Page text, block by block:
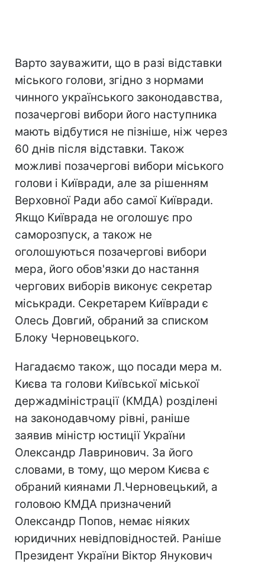
Варто зауважити, що в разі відставки
міського голови, згідно з нормами
чинного українського законодавства,
позачергові вибори його наступника
мають відбутися не пізніше, ніж через
60 днів після відставки. Також
можливі позачергові вибори міського
голови і Київради, але за рішенням
Верховної Ради або самої Київради.
Якщо Київрада не оголошує про
саморозпуск, а також не
оголошуються позачергові вибори
мера, його обов'язки до настання
чергових виборів виконує секретар
міськради. Секретарем Київради є
Олесь Довгий, обраний за списком
Блоку Черновецького.
Нагадаємо також, що посади мера м.
Києва та голови Київської міської
держадміністрації (КМДА) розділені
на законодавчому рівні, раніше
заявив міністр юстиції України
Олександр Лавринович. За його
словами, в тому, що мером Києва є
обраний киянами Л.Черновецький, а
головою КМДА призначений
Олександр Попов, немає ніяких
юридичних невідповідностей. Раніше
Президент України Віктор Янукович